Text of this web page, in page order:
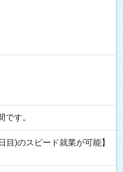
間です。
)のスピード就業が可能】